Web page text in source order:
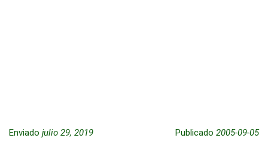
Enviado julio 29, 2019 Publicado 2005-09-05